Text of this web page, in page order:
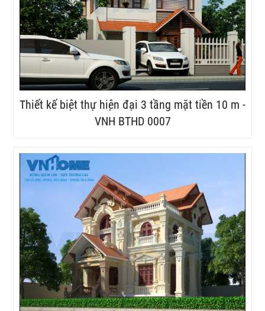
Thiết kế biệt thự hiện đại 3 tầng mặt tiền 10 m -
VNH BTHD 0007